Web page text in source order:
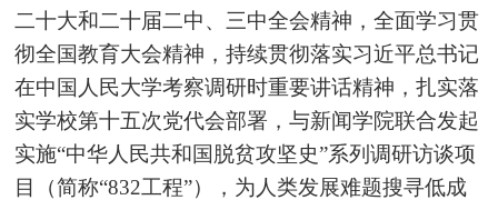
二十大和二十届二中、三中全会精神，全面学习贯
彻全国教育大会精神，持续贯彻落实习近平总书记
在中国人民大学考察调研时重要讲话精神，扎实落
实学校第十五次党代会部署，与新闻学院联合发起
实施“中华人民共和国脱贫攻坚史”系列调研访谈项
目（简称“832工程”），为人类发展难题搜寻低成